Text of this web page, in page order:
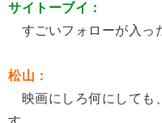
サイトーブイ：
すごいフォローが入っ
松山：
映画にしろ何にしても